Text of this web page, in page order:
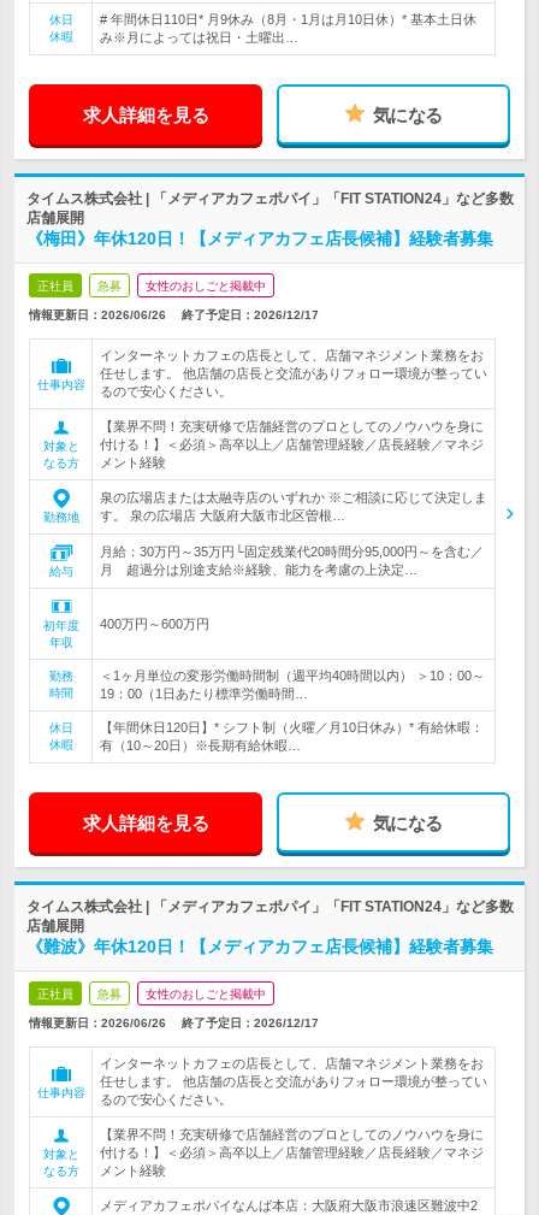
休日
休暇
# 年間休日110日* 月9休み（8月・1月は月10日休）* 基本土日休
み※月によっては祝日・土曜出…
求人詳細を見る 気になる
タイムス株式会社 | 「メディアカフェポパイ」「FIT STATION24」など多数
店舗展開
《梅田》年休120日！【メディアカフェ店長候補】経験者募集
正社員 急募 女性のおしごと掲載中
情報更新日：2026/06/26 終了予定日： 2026/12/17
仕事内容
インターネットカフェの店長として、店舗マネジメント業務をお
任せします。 他店舗の店長と交流がありフォロー環境が整ってい
るので安心ください。
対象と
なる方
【業界不問！充実研修で店舗経営のプロとしてのノウハウを身に
付ける！】＜必須＞高卒以上／店舗管理経験／店長経験／マネジ
メント経験
勤務地
泉の広場店または太融寺店のいずれか ※ご相談に応じて決定しま
す。 泉の広場店 大阪府大阪市北区曽根…
給与
月給：30万円～35万円└固定残業代20時間分95,000円～を含む／
月 超過分は別途支給※経験、能力を考慮の上決定…
初年度
年収
400万円～600万円
勤務
時間
＜1ヶ月単位の変形労働時間制（週平均40時間以内） ＞10：00～
19：00（1日あたり標準労働時間…
休日
休暇
【年間休日120日】* シフト制（火曜／月10日休み）* 有給休暇：
有（10～20日）※長期有給休暇…
求人詳細を見る 気になる
タイムス株式会社 | 「メディアカフェポパイ」「FIT STATION24」など多数
店舗展開
《難波》年休120日！【メディアカフェ店長候補】経験者募集
正社員 急募 女性のおしごと掲載中
情報更新日：2026/06/26 終了予定日： 2026/12/17
仕事内容
インターネットカフェの店長として、店舗マネジメント業務をお
任せします。 他店舗の店長と交流がありフォロー環境が整ってい
るので安心ください。
対象と
なる方
【業界不問！充実研修で店舗経営のプロとしてのノウハウを身に
付ける！】＜必須＞高卒以上／店舗管理経験／店長経験／マネジ
メント経験
メディアカフェポパイなんば本店：大阪府大阪市浪速区難波中2